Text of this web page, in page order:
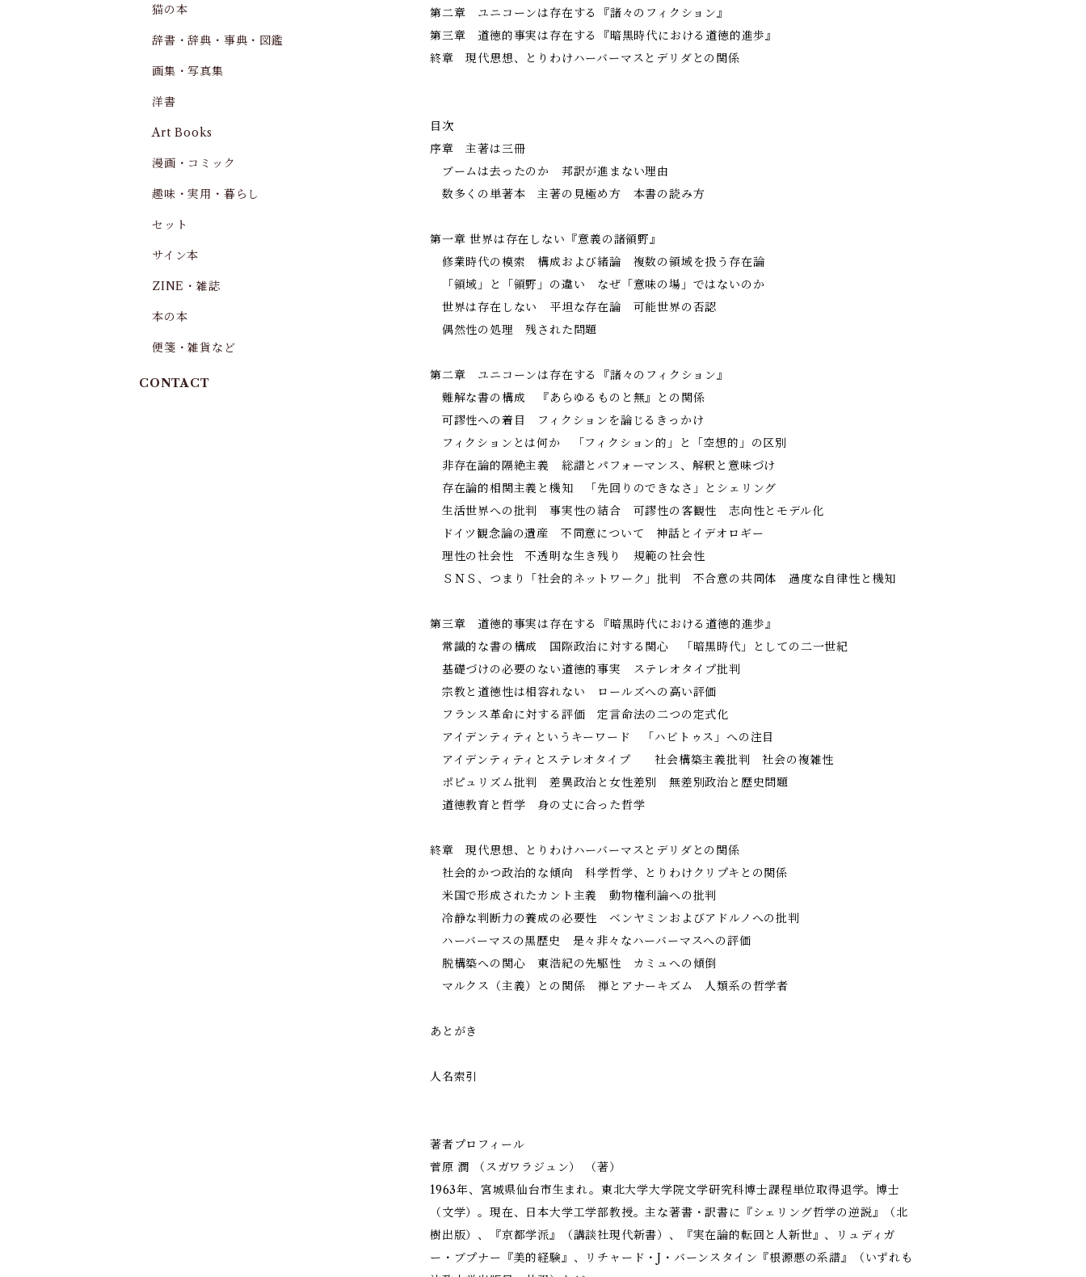
第二章 ユニコーンは存在する――『諸々のフィクション』
第三章 道徳的事実は存在する――『暗黒時代における道徳的進歩』
終章 現代思想、とりわけハーバーマスとデリダとの関係
目次
序章 主著は三冊
ブームは去ったのか 邦訳が進まない理由
数多くの単著本 主著の見極め方 本書の読み方
第一章 世界は存在しない――『意義の諸領野』
修業時代の模索 構成および緒論 複数の領域を扱う存在論
「領域」と「領野」の違い なぜ「意味の場」ではないのか
世界は存在しない 平坦な存在論 可能世界の否認
偶然性の処理 残された問題
第二章 ユニコーンは存在する――『諸々のフィクション』
難解な書の構成 『あらゆるものと無』との関係
可謬性への着目 フィクションを論じるきっかけ
フィクションとは何か 「フィクション的」と「空想的」の区別
非存在論的隔絶主義 総譜とパフォーマンス、解釈と意味づけ
存在論的相関主義と機知 「先回りのできなさ」とシェリング
生活世界への批判 事実性の結合 可謬性の客観性 志向性とモデル化
ドイツ観念論の遺産 不同意について 神話とイデオロギー
理性の社会性 不透明な生き残り 規範の社会性
ＳＮＳ、つまり「社会的ネットワーク」批判 不合意の共同体 過度な自律性と機知
第三章 道徳的事実は存在する――『暗黒時代における道徳的進歩』
常識的な書の構成 国際政治に対する関心 「暗黒時代」としての二一世紀
基礎づけの必要のない道徳的事実 ステレオタイプ批判
宗教と道徳性は相容れない ロールズへの高い評価
フランス革命に対する評価 定言命法の二つの定式化
アイデンティティというキーワード 「ハビトゥス」への注目
アイデンティティとステレオタイプ 社会構築主義批判 社会の複雑性
ポピュリズム批判 差異政治と女性差別 無差別政治と歴史問題
道徳教育と哲学 身の丈に合った哲学
終章 現代思想、とりわけハーバーマスとデリダとの関係
社会的かつ政治的な傾向 科学哲学、とりわけクリプキとの関係
米国で形成されたカント主義 動物権利論への批判
冷静な判断力の養成の必要性 ベンヤミンおよびアドルノへの批判
ハーバーマスの黒歴史 是々非々なハーバーマスへの評価
脱構築への関心 東浩紀の先駆性 カミュへの傾倒
マルクス（主義）との関係 禅とアナーキズム 人類系の哲学者
あとがき
人名索引
著者プロフィール
菅原 潤 （スガワラジュン） （著）
1963年、宮城県仙台市生まれ。東北大学大学院文学研究科博士課程単位取得退学。博士
（文学）。現在、日本大学工学部教授。主な著書・訳書に『シェリング哲学の逆説』（北
樹出版）、『京都学派』（講談社現代新書）、『実在論的転回と人新世』、リュディガ
ー・ブプナー『美的経験』、リチャード・J・バーンスタイン『根源悪の系譜』（いずれも
猫の本
辞書・辞典・事典・図鑑
画集・写真集
洋書
Art Books
漫画・コミック
趣味・実用・暮らし
セット
サイン本
ZINE・雑誌
本の本
便箋・雑貨など
CONTACT